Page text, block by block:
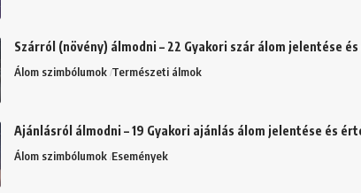
Szárról (növény) álmodni – 22 Gyakori szár álom jelentése
Álom szimbólumok Természeti álmok
Ajánlásról álmodni – 19 Gyakori ajánlás álom jelentése és
Álom szimbólumok Események